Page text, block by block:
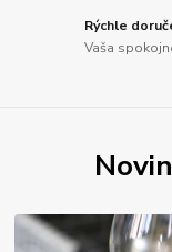
Rýchle
Vaša